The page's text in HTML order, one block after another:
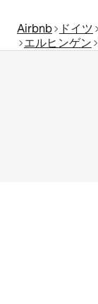
Airbnb ドイツ
エルヒンゲン